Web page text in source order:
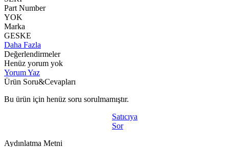
Part Number
YOK
Marka
GESKE
Daha Fazla
Değerlendirmeler
Henüz yorum yok
Yorum Yaz
Ürün Soru&Cevapları
Bu ürün için henüz soru sorulmamıştır.
Satıcıya
Sor
Aydınlatma Metni